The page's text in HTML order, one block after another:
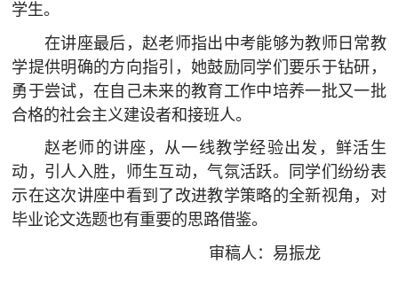
学生。
在讲座最后，赵老师指出中考能够为教师日常教
学提供明确的方向指引，她鼓励同学们要乐于钻研，
勇于尝试，在自己未来的教育工作中培养一批又一批
合格的社会主义建设者和接班人。
赵老师的讲座，从一线教学经验出发，鲜活生
动，引人入胜，师生互动，气氛活跃。同学们纷纷表
示在这次讲座中看到了改进教学策略的全新视角，对
毕业论文选题也有重要的思路借鉴。
审稿人：易振龙